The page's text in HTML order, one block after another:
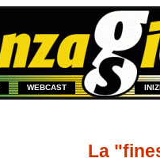
WEBCAST
La